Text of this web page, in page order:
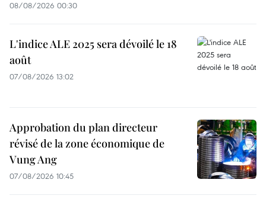
08/08/2026 00:30
L'indice ALE 2025 sera dévoilé le 18
août
07/08/2026 13:02
Approbation du plan directeur
révisé de la zone économique de
Vung Ang
07/08/2026 10:45